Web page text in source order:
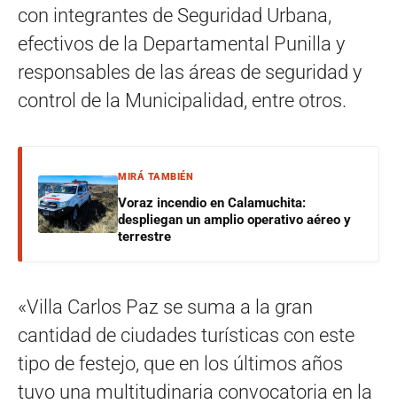
con integrantes de Seguridad Urbana,
efectivos de la Departamental Punilla y
responsables de las áreas de seguridad y
control de la Municipalidad, entre otros.
MIRÁ TAMBIÉN
Voraz incendio en Calamuchita:
despliegan un amplio operativo aéreo y
terrestre
«Villa Carlos Paz se suma a la gran
cantidad de ciudades turísticas con este
tipo de festejo, que en los últimos años
tuvo una multitudinaria convocatoria en la